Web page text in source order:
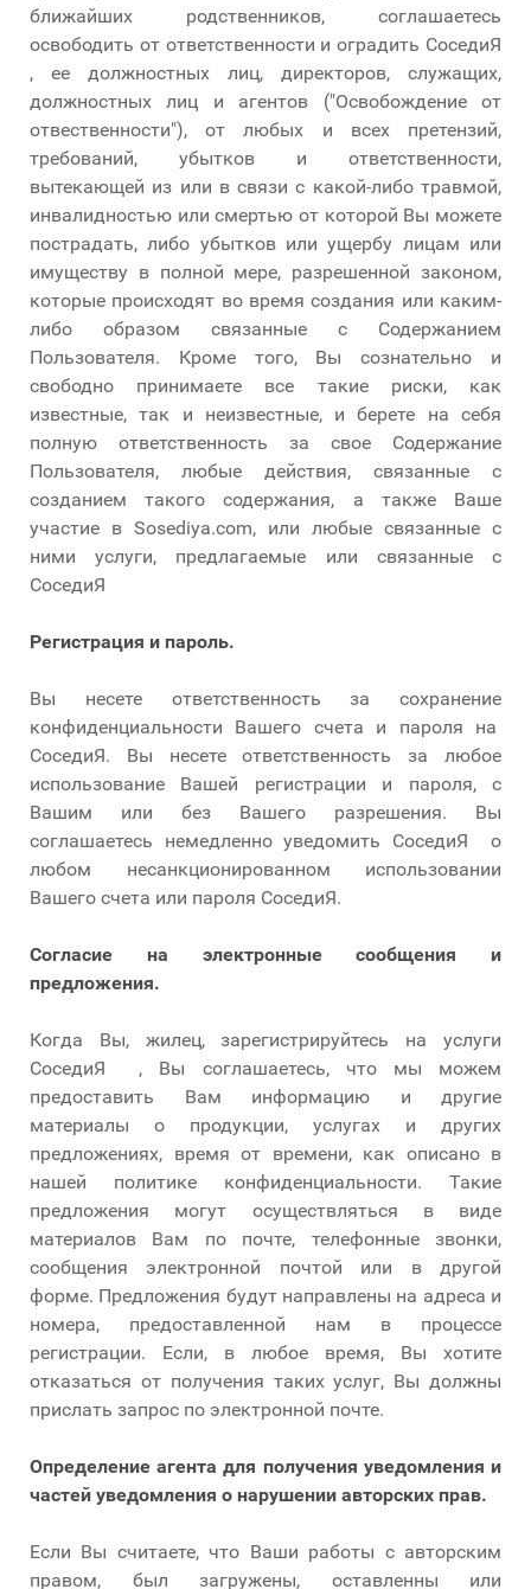
ближайших родственников, соглашаетесь
освободить от ответственности и оградить СоседиЯ
, ее должностных лиц, директоров, служащих,
должностных лиц и агентов ("Освобождение от
отвественности"), от любых и всех претензий,
требований, убытков и ответственности,
вытекающей из или в связи с какой-либо травмой,
инвалидностью или смертью от которой Вы можете
пострадать, либо убытков или ущербу лицам или
имуществу в полной мере, разрешенной законом,
которые происходят во время создания или каким-
либо образом связанные с Содержанием
Пользователя. Кроме того, Вы сознательно и
свободно принимаете все такие риски, как
известные, так и неизвестные, и берете на себя
полную ответственность за свое Содержание
Пользователя, любые действия, связанные с
созданием такого содержания, а также Ваше
участие в Sosediya.com, или любые связанные с
ними услуги, предлагаемые или связанные с
СоседиЯ
Регистрация и пароль.
Вы несете ответственность за сохранение
конфиденциальности Вашего счета и пароля на
СоседиЯ. Вы несете ответственность за любое
использование Вашей регистрации и пароля, с
Вашим или без Вашего разрешения. Вы
соглашаетесь немедленно уведомить СоседиЯ о
любом несанкционированном использовании
Вашего счета или пароля СоседиЯ.
Согласие на электронные сообщения и
предложения.
Когда Вы, жилец, зарегистрируйтесь на услуги
СоседиЯ , Вы соглашаетесь, что мы можем
предоставить Вам информацию и другие
материалы о продукции, услугах и других
предложениях, время от времени, как описано в
нашей политике конфиденциальности. Такие
предложения могут осуществляться в виде
материалов Вам по почте, телефонные звонки,
сообщения электронной почтой или в другой
форме. Предложения будут направлены на адреса и
номера, предоставленной нам в процессе
регистрации. Если, в любое время, Вы хотите
отказаться от получения таких услуг, Вы должны
прислать запрос по электронной почте.
Определение агента для получения уведомления и
частей уведомления о нарушении авторских прав.
Если Вы считаете, что Ваши работы с авторским
правом, был загружены, оставленны или